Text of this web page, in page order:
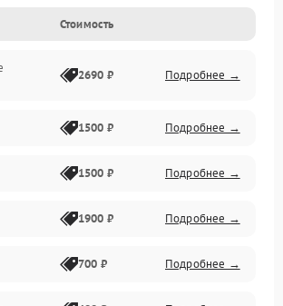
установка
повреждения
Стоимость
2690 ₽ Подробнее →
1500 ₽ Подробнее →
1500 ₽ Подробнее →
1900 ₽ Подробнее →
700 ₽ Подробнее →